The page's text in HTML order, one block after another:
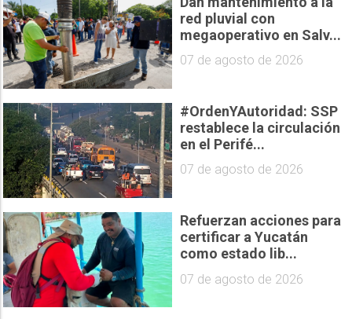
red pluvial con
megaoperativo en Salv...
07 de agosto de 2026
#OrdenYAutoridad: SSP
restablece la circulación
en el Perifé...
07 de agosto de 2026
Refuerzan acciones para
certificar a Yucatán
como estado lib...
07 de agosto de 2026